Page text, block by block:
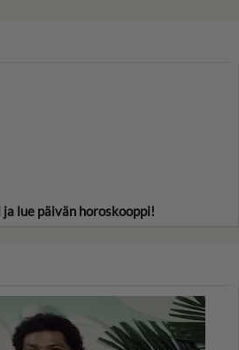
lue päivän horoskooppi!